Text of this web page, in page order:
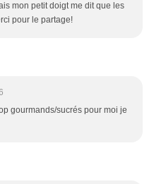
mon petit doigt me dit que les
pour le partage!
gourmands/sucrés pour moi je